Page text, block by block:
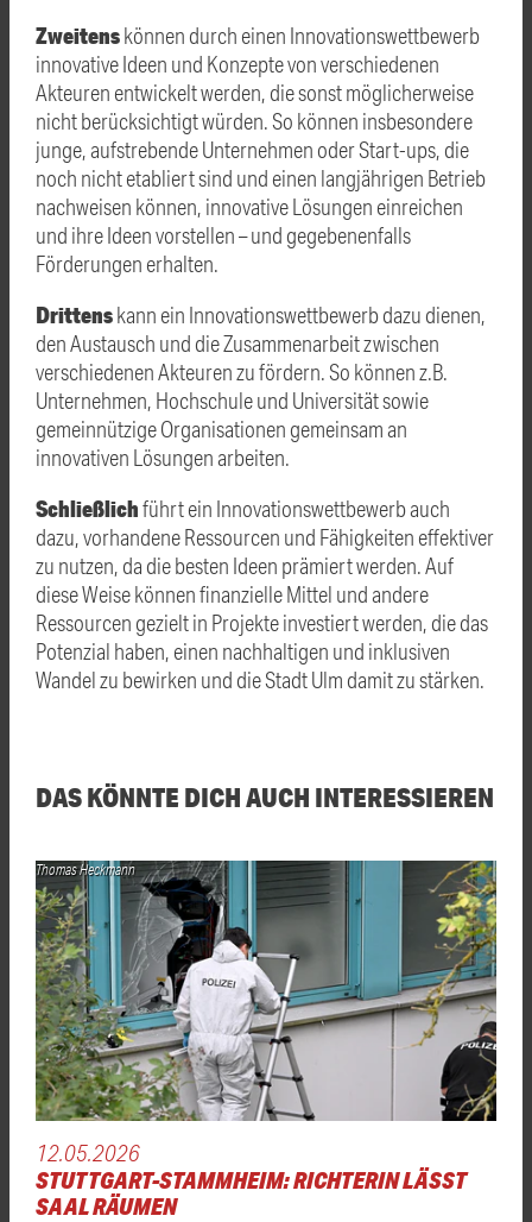
Zweitenskönnen durch einen Innovationswettbewerb
innovative Ideen und Konzepte von verschiedenen
Akteuren entwickelt werden, die sonst möglicherweise
nicht berücksichtigt würden. So können insbesondere
junge, aufstrebende Unternehmen oder Start-ups, die
noch nicht etabliert sind und einen langjährigen Betrieb
nachweisen können, innovative Lösungen einreichen
und ihre Ideen vorstellen – und gegebenenfalls
Förderungen erhalten.
Drittenskann ein Innovationswettbewerb dazu dienen,
den Austausch und die Zusammenarbeit zwischen
verschiedenen Akteuren zu fördern. So können z.B.
Unternehmen, Hochschule und Universität sowie
gemeinnützige Organisationen gemeinsam an
innovativen Lösungen arbeiten.
Schließlichführt ein Innovationswettbewerb auch
dazu, vorhandene Ressourcen und Fähigkeiten effektiver
zu nutzen, da die besten Ideen prämiert werden. Auf
diese Weise können finanzielle Mittel und andere
Ressourcen gezielt in Projekte investiert werden, die das
Potenzial haben, einen nachhaltigen und inklusiven
Wandel zu bewirken und die Stadt Ulm damit zu stärken.
DAS KÖNNTE DICH AUCH INTERESSIEREN
Thomas Heckmann
12.05.2026
STUTTGART-STAMMHEIM: RICHTERIN LÄSST
SAAL RÄUMEN